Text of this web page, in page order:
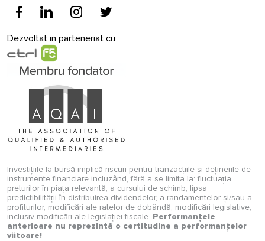
Dezvoltat in parteneriat cu
Investițiile la bursă implică riscuri pentru tranzacțiile și deținerile de
instrumente financiare incluzând, fără a se limita la: fluctuația
preturilor în piața relevantă, a cursului de schimb, lipsa
predictibilității în distribuirea dividendelor, a randamentelor și/sau a
profiturilor, modificări ale ratelor de dobândă, modificări legislative,
inclusiv modificări ale legislației fiscale. Performanțele
anterioare nu reprezintă o certitudine a performanțelor
viitoare!